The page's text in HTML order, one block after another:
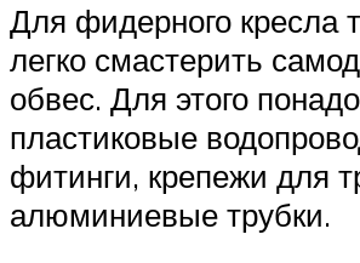
Для фидерного кресла
легко смастерить
обвес. Для этого
пластиковые
фитинги, крепежи для
алюминиевые трубки.